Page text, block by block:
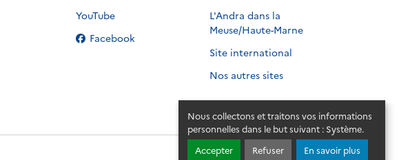
Nous collectons et traitons vos informations
personnelles dans le but suivant : Système.
Accepter
Refuser En savoir plus
Nous suivre sur
YouTube
Nous suivre sur
Facebook
L'Andra dans la
Meuse/Haute-Marne
Site international
Nos autres sites